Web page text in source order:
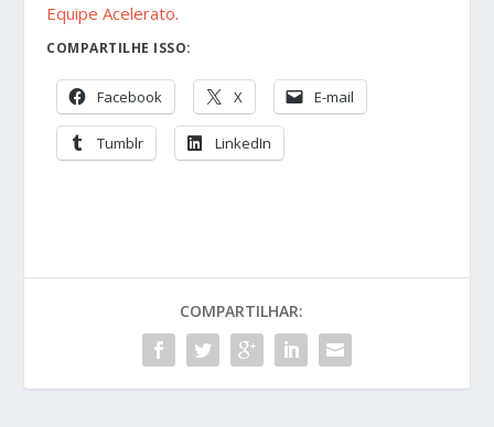
Equipe Acelerato.
COMPARTILHE ISSO:
Facebook X E-mail
Tumblr LinkedIn
COMPARTILHAR: